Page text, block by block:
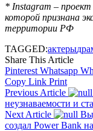
* Instagram –
которой признана
территории РФ
TAGGED:актеры
Share This Article
Pinterest Whatsapp
Copy Link Print
Previous Article
неузнаваемости и
Next Article
создал Power Bank